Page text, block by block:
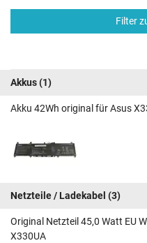
Filter
Akkus(1)
Akku 42Wh original für Asus
Netzteile / Ladekabel (3)
Original Netzteil 45,0 Watt EU
X330UA